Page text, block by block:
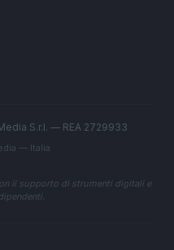
S.r.l. — REA 2729933
— Italia
il supporto di strumenti digitali e